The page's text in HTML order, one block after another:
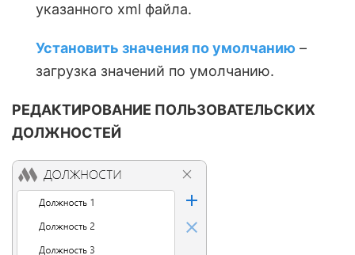
указанного xml файла.
Установить значения по умолчанию –
загрузка значений по умолчанию.
РЕДАКТИРОВАНИЕ ПОЛЬЗОВАТЕЛЬСКИХ
ДОЛЖНОСТЕЙ